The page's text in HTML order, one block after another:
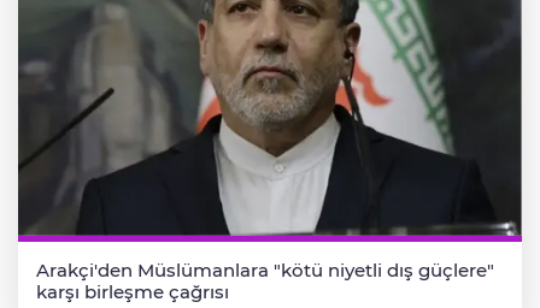
Arakçi'den Müslümanlara "kötü niyetli dış güçlere"
karşı birleşme çağrısı